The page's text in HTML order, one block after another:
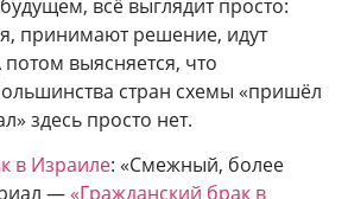
будущем, всё выглядит просто:
принимают решение, идут
выясняется, что
стран схемы «пришёл
здесь просто нет.
в Израиле: «Смежный, более
— «Гражданский брак в